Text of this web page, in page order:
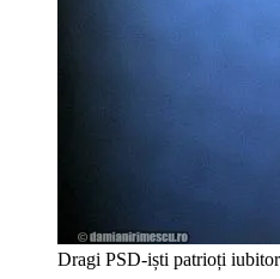
Dragi PSD-iști patrioți